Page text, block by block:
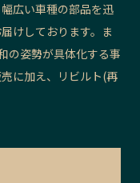
広い車種の部品を迅
けしております。ま
の姿勢が具体化する事
に加え、リビルト(再